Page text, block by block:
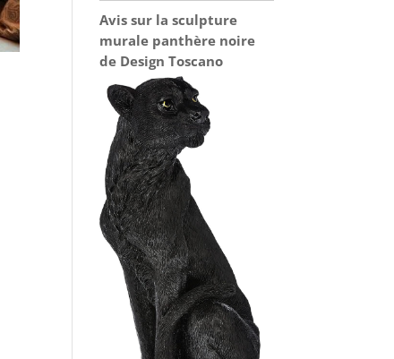
Avis sur la sculpture
murale panthère noire
de Design Toscano